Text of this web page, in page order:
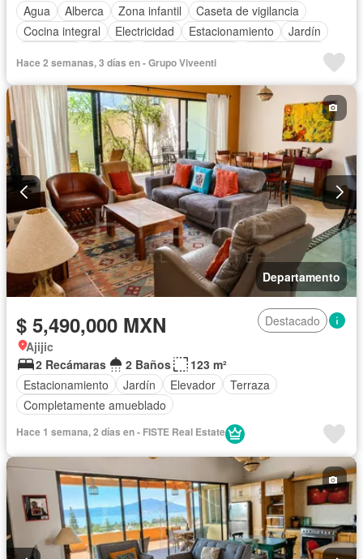
Agua
Alberca Zona infantil
Caseta de vigilancia
Cocina integral
Electricidad Estacionamiento
Jardín
Sin amueblar
Hace 2 semanas, 3 días en - Grupo Viveenti
Departamento
$ 5,490,000 MXN
Destacado
Ajijic
2 Recámaras
2 Baños
123 m²
Estacionamiento
Jardín Elevador
Terraza
Completamente amueblado
Hace 1 semana, 2 días en - FISTE Real Estate